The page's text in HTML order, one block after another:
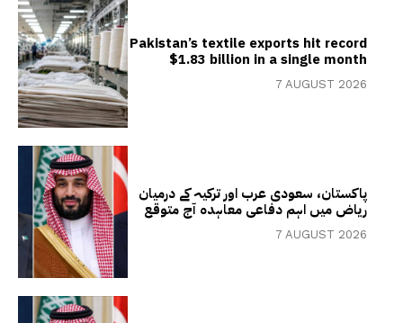
Pakistan’s textile exports hit record
$1.83 billion in a single month
7 AUGUST 2026
پاکستان، سعودی عرب اور ترکیہ کے درمیان
ریاض میں اہم دفاعی معاہدہ آج متوقع
7 AUGUST 2026